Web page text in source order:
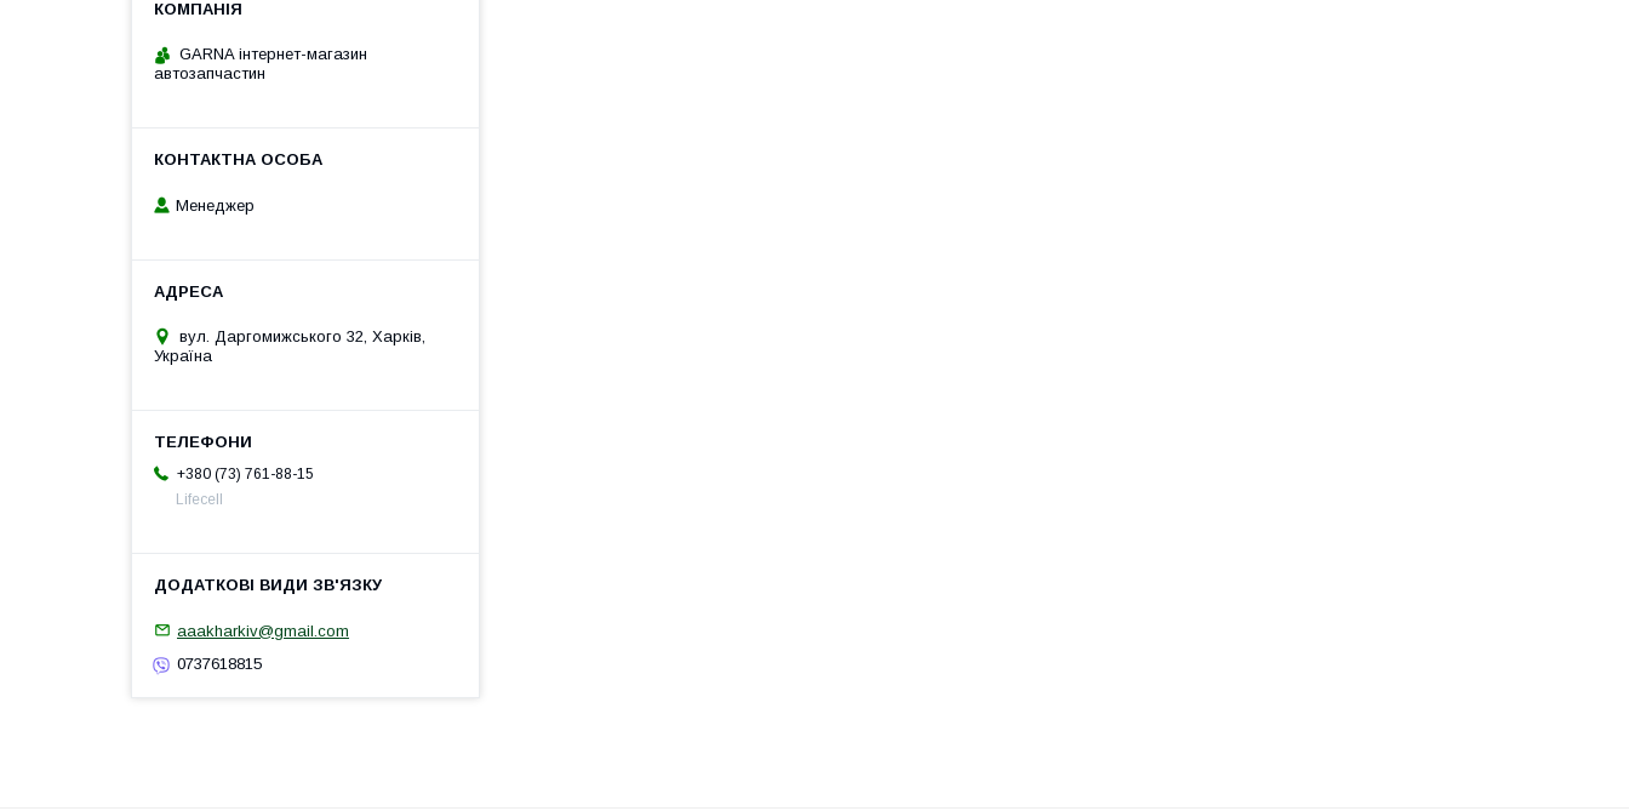
GARNA інтернет-магазин
автозапчастин
Менеджер
вул. Даргомижського 32, Харків,
Україна
+380 (73) 761-88-15
Lifecell
aaakharkiv@gmail.com
0737618815